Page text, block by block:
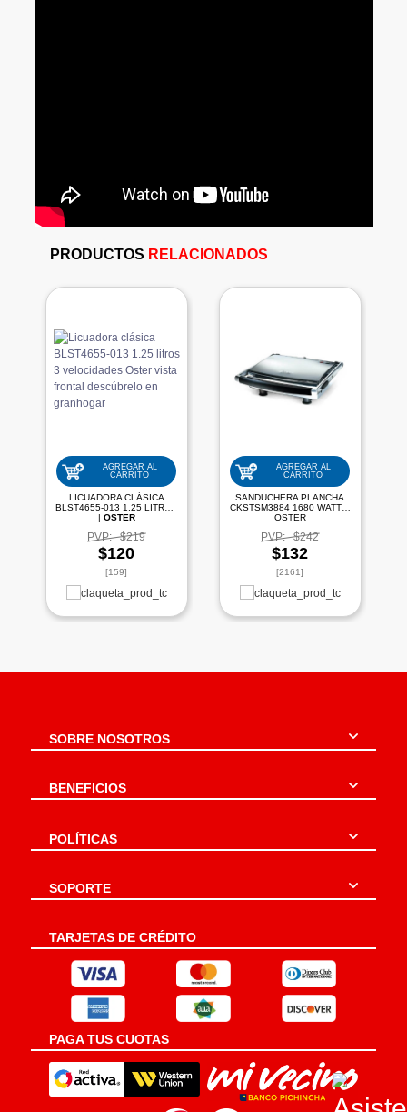
PRODUCTOS RELACIONADOS
AGREGAR AL
CARRITO
LICUADORA CLÁSICA
BLST4655-013 1.25 LITROS
| OSTER
PVP: $219
$120
[159]
AGREGAR AL
CARRITO
SANDUCHERA PLANCHA
CKSTSM3884 1680 WATTS|
OSTER
PVP: $242
$132
[2161]
SOBRE NOSOTROS
BENEFICIOS
POLÍTICAS
SOPORTE
TARJETAS DE CRÉDITO
PAGA TUS CUOTAS